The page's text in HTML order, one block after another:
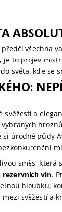
všechna
je to projev
světa, kde se
a
vybraných
si úrodné půdy
směs, která
rezervních vín.
hloubku,
svěžestí a